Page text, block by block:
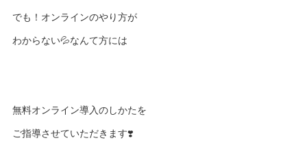
でも！オンラインのやり方が
わからない💦なんて方には
無料オンライン導入のしかたを
ご指導させていただきます❣️